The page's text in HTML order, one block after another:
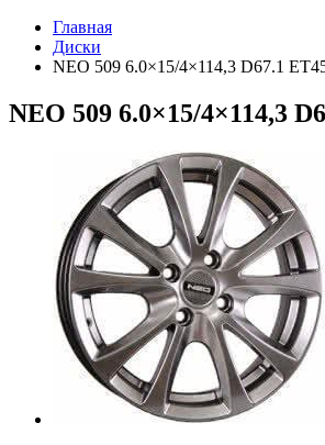
Главная
Диски
NEO 509 6.0×15/4×114,3 D67.1
NEO 509 6.0×15/4×114,3